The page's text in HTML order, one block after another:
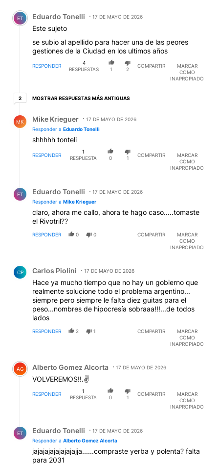
Comentario de Eduardo Tonelli.
ET Eduardo Tonelli 17 DE MAYO DE 2026
Este sujeto
se subio al apellido para hacer una de las peores
gestiones de la Ciudad en los ultimos años
RESPONDER
4
RESPUESTAS
1 2
COMPARTIR
MARCAR
COMO
INAPROPIADO
22 respuestas más antiguas
MOSTRAR RESPUESTAS MÁS ANTIGUAS
MK Mike Krieguer
17 DE MAYO DE 2026
Responder a Eduardo Tonelli
shhhhh tonteli
RESPONDER
1
RESPUESTA
0 1
COMPARTIR
MARCAR
COMO
INAPROPIADO
ET Eduardo Tonelli
17 DE MAYO DE 2026
Responder a Mike Krieguer
claro, ahora me callo, ahora te hago caso.....tomaste
el Rivotril??
RESPONDER 0 0 COMPARTIR
MARCAR
COMO
INAPROPIADO
CP Carlos Piolini 17 DE MAYO DE 2026
Hace ya mucho tiempo que no hay un gobierno que
realmente solucione todo el problema argentino...
siempre pero siempre le falta diez guitas para el
peso...nombres de hipocresía sobraaa!!!...de todos
lados
RESPONDER 2 1 COMPARTIR
MARCAR
COMO
INAPROPIADO
Comentario de Alberto Gomez Alcorta.
AG Alberto Gomez Alcorta 17 DE MAYO DE 2026
VOLVEREMOS!!.✌️
RESPONDER
1
RESPUESTA
0 1
COMPARTIR
MARCAR
COMO
INAPROPIADO
ET Eduardo Tonelli
17 DE MAYO DE 2026
Responder a Alberto Gomez Alcorta
jajajajajajajajajja......compraste yerba y polenta? falta
para 2031